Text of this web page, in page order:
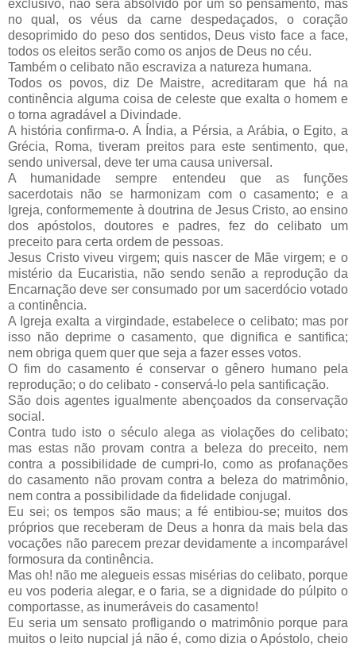
exclusivo, não será absolvido por um só pensamento, mas
no qual, os véus da carne despedaçados, o coração
desoprimido do peso dos sentidos, Deus visto face a face,
todos os eleitos serão como os anjos de Deus no céu.
Também o celibato não escraviza a natureza humana.
Todos os povos, diz De Maistre, acreditaram que há na
continência alguma coisa de celeste que exalta o homem e
o torna agradável a Divindade.
A história confirma-o. A Índia, a Pérsia, a Arábia, o Egito, a
Grécia, Roma, tiveram preitos para este sentimento, que,
sendo universal, deve ter uma causa universal.
A humanidade sempre entendeu que as funções
sacerdotais não se harmonizam com o casamento; e a
Igreja, conformemente à doutrina de Jesus Cristo, ao ensino
dos apóstolos, doutores e padres, fez do celibato um
preceito para certa ordem de pessoas.
Jesus Cristo viveu virgem; quis nascer de Mãe virgem; e o
mistério da Eucaristia, não sendo senão a reprodução da
Encarnação deve ser consumado por um sacerdócio votado
a continência.
A Igreja exalta a virgindade, estabelece o celibato; mas por
isso não deprime o casamento, que dignifica e santifica;
nem obriga quem quer que seja a fazer esses votos.
O fim do casamento é conservar o gênero humano pela
reprodução; o do celibato - conservá-lo pela santificação.
São dois agentes igualmente abençoados da conservação
social.
Contra tudo isto o século alega as violações do celibato;
mas estas não provam contra a beleza do preceito, nem
contra a possibilidade de cumpri-lo, como as profanações
do casamento não provam contra a beleza do matrimônio,
nem contra a possibilidade da fidelidade conjugal.
Eu sei; os tempos são maus; a fé entibiou-se; muitos dos
próprios que receberam de Deus a honra da mais bela das
vocações não parecem prezar devidamente a incomparável
formosura da continência.
Mas oh! não me alegueis essas misérias do celibato, porque
eu vos poderia alegar, e o faria, se a dignidade do púlpito o
comportasse, as inumeráveis do casamento!
Eu seria um sensato profligando o matrimônio porque para
muitos o leito nupcial já não é, como dizia o Apóstolo, cheio